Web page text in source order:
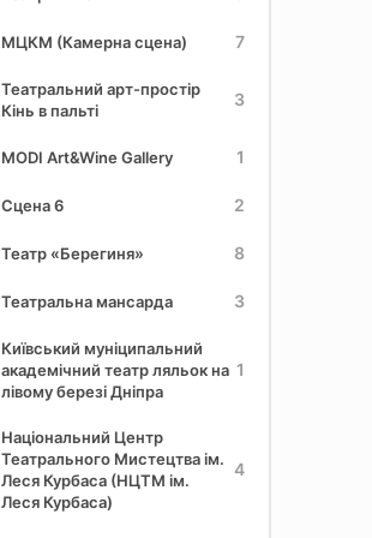
МЦКМ (Камерна сцена) 7
Театральний арт-простір
Кінь в пальті
3
MODI Art&Wine Gallery 1
Сцена 6 2
Театр «Берегиня» 8
Театральна мансарда 3
Київський муніципальний
академічний театр ляльок на
лівому березі Дніпра
1
Національний Центр
Театрального Мистецтва ім.
Леся Курбаса (НЦТМ ім.
Леся Курбаса)
4